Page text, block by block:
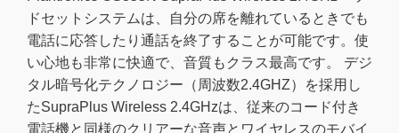
ドセットシステムは、自分の席を離れているときでも
電話に応答したり通話を終了することが可能です。使
い心地も非常に快適で、音質もクラス最高です。 デジ
タル暗号化テクノロジー（周波数2.4GHZ）を採用し
たSupraPlus Wireless 2.4GHzは、従来のコード付き
電話機と同様のクリアーな音声とワイヤレスのモバイ